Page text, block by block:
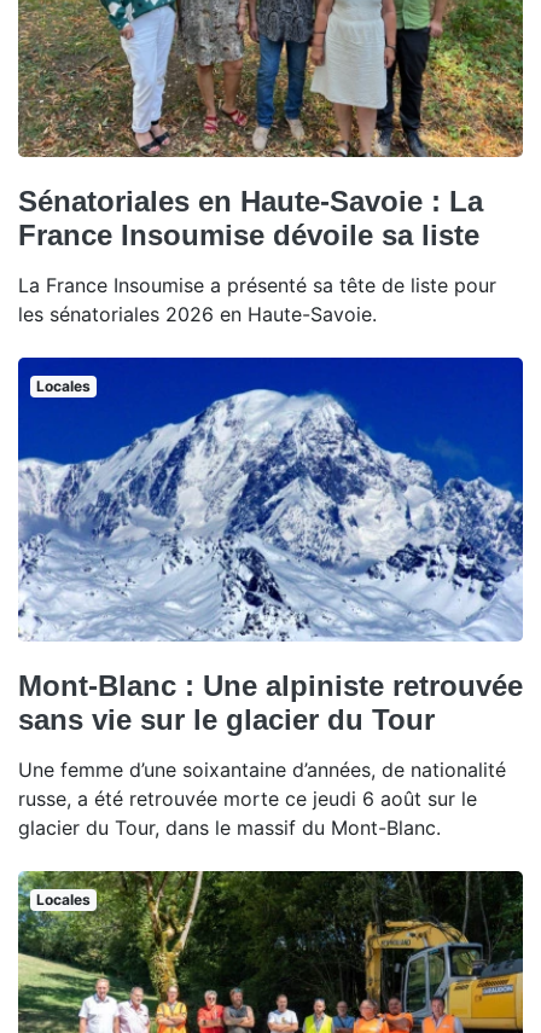
Sénatoriales en Haute-Savoie : La
France Insoumise dévoile sa liste
La France Insoumise a présenté sa tête de liste pour
les sénatoriales 2026 en Haute-Savoie.
Locales
Mont-Blanc : Une alpiniste retrouvée
sans vie sur le glacier du Tour
Une femme d’une soixantaine d’années, de nationalité
russe, a été retrouvée morte ce jeudi 6 août sur le
glacier du Tour, dans le massif du Mont-Blanc.
Locales